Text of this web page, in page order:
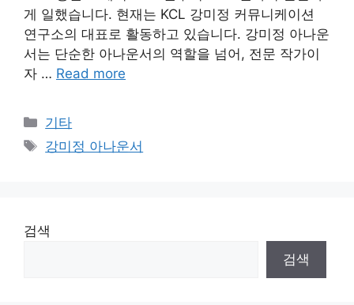
게 일했습니다. 현재는 KCL 강미정 커뮤니케이션
연구소의 대표로 활동하고 있습니다. 강미정 아나운
서는 단순한 아나운서의 역할을 넘어, 전문 작가이
자 … Read more
Categories
기타
Tags
강미정 아나운서
검색
검색